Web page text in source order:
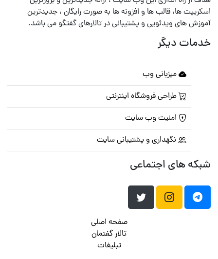
اسکریپت ها، قالب ها و افزونه ها به صورت رایگان ، جدیدترین
آموزش های ویدئویی و پشتیبانی در تالارهای گفتگو می باشد.
خدمات دیگر
میزبانی وب
طراحی فروشگاه اینترنتی
امنیت وب سایت
نگهداری و پشتیبانی سایت
شبکه های اجتماعی
صفحه اصلی
تالار گفتمان
تبلیغات